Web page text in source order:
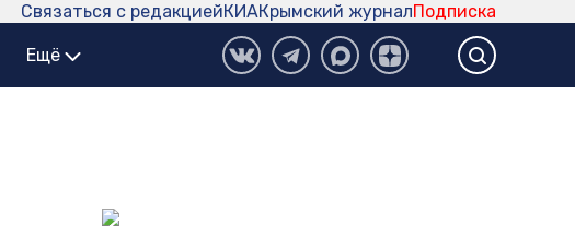
Подписка
Крымский журнал
КИА
Связаться с редакцией
Ещё